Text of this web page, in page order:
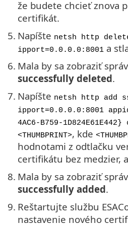
že budete chcieť znova
certifikát.
5. Napíšte netsh http
ipport=0.0.0.0:8001 a
6. Mala by sa zobraziť
successfully deleted.
7. Napíšte netsh http add
ipport=0.0.0.0:8001
4AC6-B759-
<THUMBPRINT>, kde
hodnotami z odtlačku
certifikátu bez medzier,
8. Mala by sa zobraziť
successfully added.
9. Reštartujte službu
nastavenie nového